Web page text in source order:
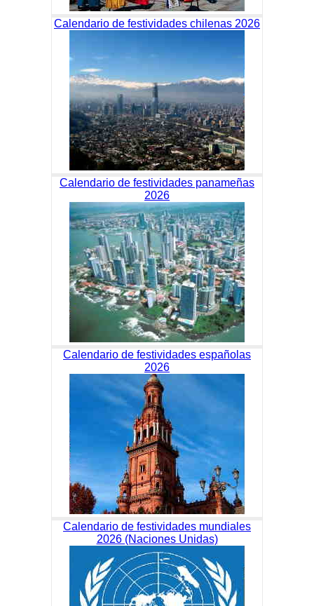
Calendario de festividades chilenas 2026
Calendario de festividades panameñas
2026
Calendario de festividades españolas
2026
Calendario de festividades mundiales
2026 (Naciones Unidas)